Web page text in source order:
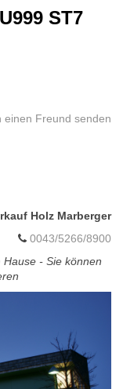
ST7
einen Freund senden
Holz Marberger
0043/5266/8900
- Sie können